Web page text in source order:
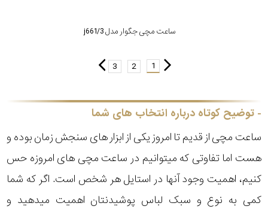
ساعت مچی جگوار مدل j661/3
1
2
3
توضیح کوتاه درباره انتخاب های شما
ساعت مچی از قدیم تا امروز یکی از ابزار های سنجش زمان بوده و
هست اما تفاوتی که میتوانیم در ساعت مچی های امروزه حس
کنیم، اهمیت وجود آنها در استایل هر شخص است. اگر که شما
کمی به نوع و سبک لباس پوشیدنتان اهمیت میدهید و